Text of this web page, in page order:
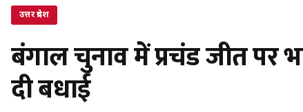
उत्तर प्रदेश
बंगाल चुनाव में प्रचंड जीत पर
दी बधाई